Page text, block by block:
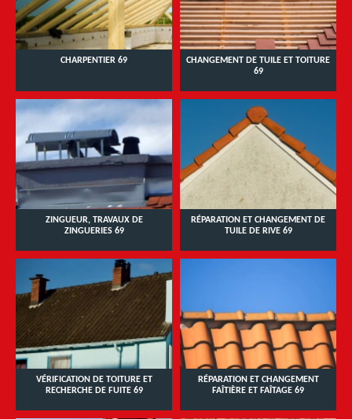
CHARPENTIER 69
CHANGEMENT DE TUILE ET TOITURE
69
ZINGUEUR, TRAVAUX DE
ZINGUERIES 69
RÉPARATION ET CHANGEMENT DE
TUILE DE RIVE 69
VÉRIFICATION DE TOITURE ET
RECHERCHE DE FUITE 69
RÉPARATION ET CHANGEMENT
FAÎTIÈRE ET FAÎTAGE 69